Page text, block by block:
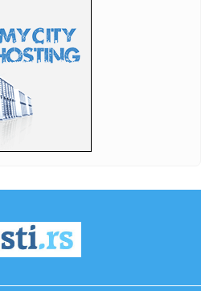
SPC u sredu i četvrtak u hramu
od odlazeće Orbanove vlade o
o finalu "Elite 9": U julu ću oduvati i
Emirati tajno izveli vojne udare na
trodnevna radionica Republičkog